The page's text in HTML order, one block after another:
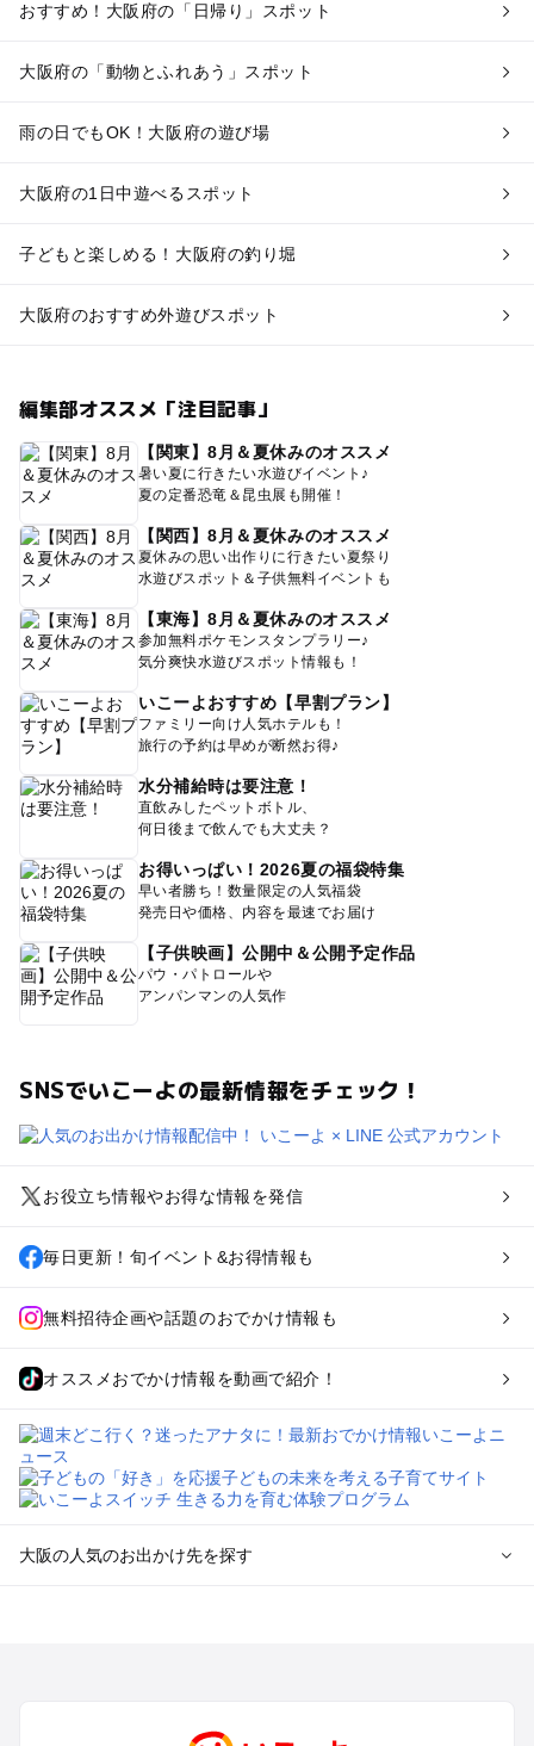
おすすめ！大阪府の「日帰り」スポット
大阪府の「動物とふれあう」スポット
雨の日でもOK！大阪府の遊び場
大阪府の1日中遊べるスポット
子どもと楽しめる！大阪府の釣り堀
大阪府のおすすめ外遊びスポット
編集部オススメ「注目記事」
【関東】8月＆夏休みのオススメ
暑い夏に行きたい水遊びイベント♪
夏の定番恐竜＆昆虫展も開催！
【関西】8月＆夏休みのオススメ
夏休みの思い出作りに行きたい夏祭り
水遊びスポット＆子供無料イベントも
【東海】8月＆夏休みのオススメ
参加無料ポケモンスタンプラリー♪
気分爽快水遊びスポット情報も！
いこーよおすすめ【早割プラン】
ファミリー向け人気ホテルも！
旅行の予約は早めが断然お得♪
水分補給時は要注意！
直飲みしたペットボトル、
何日後まで飲んでも大丈夫？
お得いっぱい！2026夏の福袋特集
早い者勝ち！数量限定の人気福袋
発売日や価格、内容を最速でお届け
【子供映画】公開中＆公開予定作品
パウ・パトロールや
アンパンマンの人気作
SNSでいこーよの最新情報をチェック！
お役立ち情報やお得な情報を発信
毎日更新！旬イベント&お得情報も
無料招待企画や話題のおでかけ情報も
オススメおでかけ情報を動画で紹介！
大阪の人気のお出かけ先を探す